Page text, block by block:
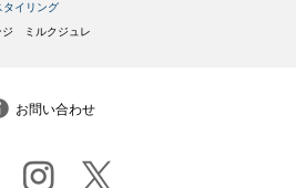
タイリング
ジ ミルクジュレ
お問い合わせ